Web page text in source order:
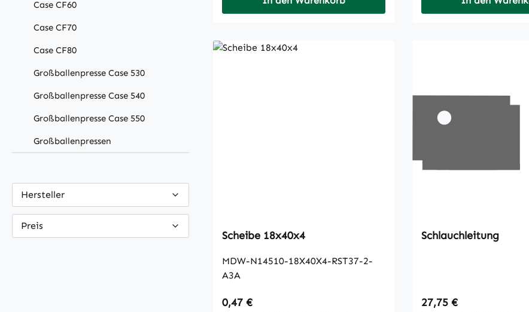
Case CF60
Case CF70
Case CF80
Großballenpresse Case 530
Großballenpresse Case 540
Großballenpresse Case 550
Großballenpressen
Hersteller
Preis
Scheibe 18x40x4
MDW-N14510-18X40X4-RST37-2-
A3A
Regulärer Preis:
0,47 €
Schlauchleitung
Regulärer Preis:
27,75 €